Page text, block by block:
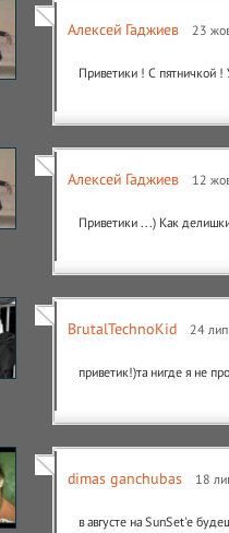
Алексей Гаджиев 23
Приветики ! С пятничкой
Алексей Гаджиев 12
Приветики ...) Как
BrutalTechnoKid 24
приветик!)та нигде я не
dimas ganchubas 18
в августе на SunSet'e